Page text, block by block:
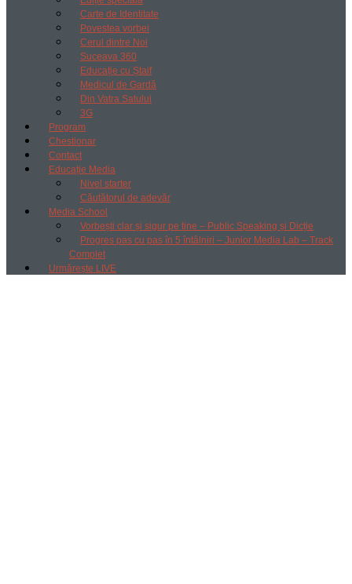
Carte de Identitate
Povestea vorbei
Cerul dintre Noi
Suceava 360
Educație cu Ștaif
Medicul de Gardă
Din Vatra Satului
3G
Program
Chestionar
Contact
Educație Media
Nivel starter
Căutătorul de adevăr
Media School
Vorbești clar și sigur pe tine – Public Speaking și Dicție
Progres pas cu pas în 5 întâlniri – Junior Media Lab – Track
Complet
Urmărește LIVE